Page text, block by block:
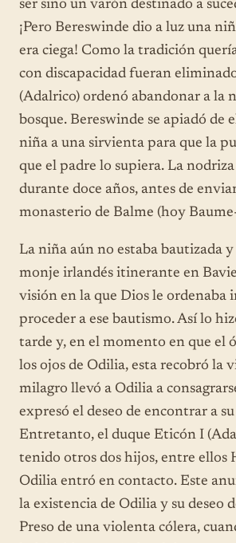
ser sino un varón destinado a
¡Pero Bereswinde dio a luz una
era ciega! Como la tradición
con discapacidad fueran
(Adalrico) ordenó abandonar a la
bosque. Bereswinde se apiadó de
niña a una sirvienta para que la
que el padre lo supiera. La
durante doce años, antes de
monasterio de Balme (hoy
La niña aún no estaba bautizada
monje irlandés itinerante en
visión en la que Dios le ordenaba
proceder a ese bautismo. Así lo
tarde y, en el momento en que el
los ojos de Odilia, esta recobró la
milagro llevó a Odilia a
expresó el deseo de encontrar a
Entretanto, el duque Eticón I
tenido otros dos hijos, entre ellos
Odilia entró en contacto. Este
la existencia de Odilia y su deseo
Preso de una violenta cólera,